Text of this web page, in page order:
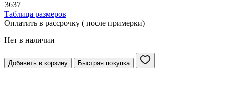
3637
Таблица размеров
Оплатить в рассрочку ( после примерки)
Нет в наличии
Добавить в корзину Быстрая покупка